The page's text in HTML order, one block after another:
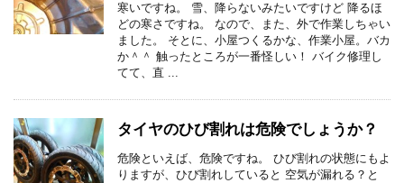
寒いですね。 雪、降らないみたいですけど 降るほ
どの寒さですね。 なので、また、外で作業しちゃい
ました。 そとに、小屋つくるかな、作業小屋。バカ
か＾＾ 触ったところが一番怪しい！ バイク修理し
てて、直 ...
タイヤのひび割れは危険でしょうか？
危険といえば、危険ですね。 ひび割れの状態にもよ
りますが、ひび割れしていると 空気が漏れる？と